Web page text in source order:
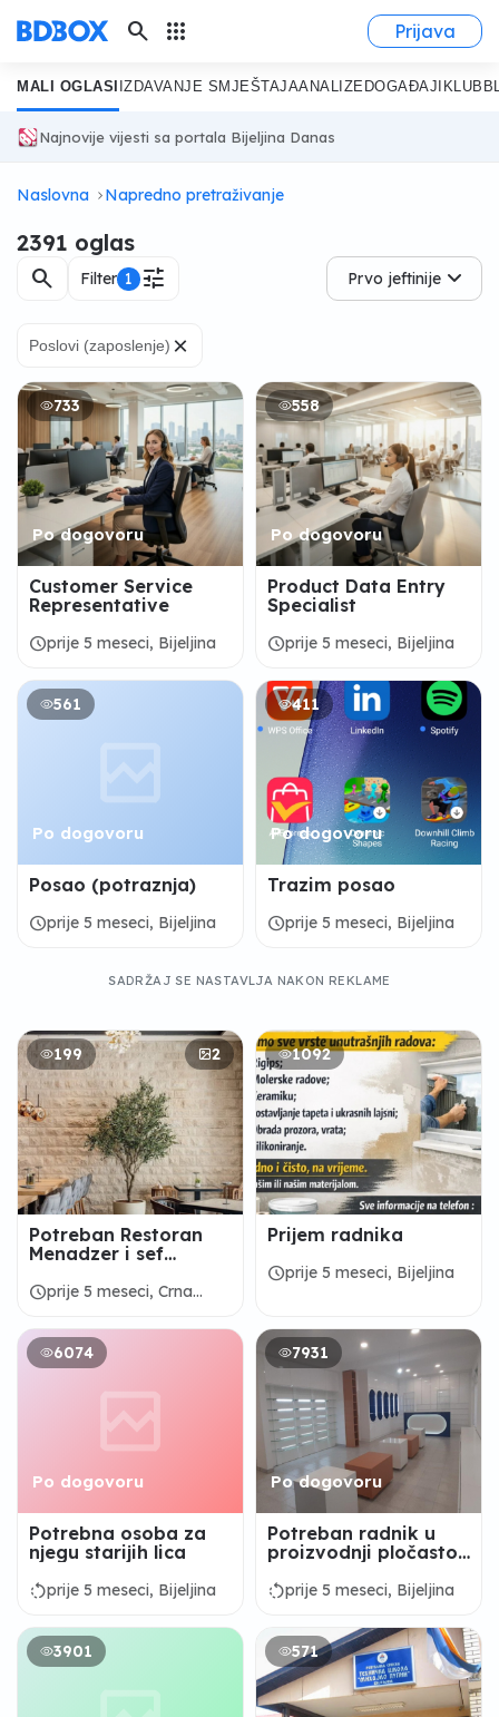
search apps Prijava
MALI OGLASI IZDAVANJE SMJEŠTAJAANALIZE DOGAĐAJI KLUB
Najnovije vijesti sa portala Bijeljina Danas
Naslovna Napredno pretraživanje
2391 oglas
search Filter 1 tune Prvo jeftinije
Poslovi (zaposlenje) ×
733
Po dogovoru
Customer Service
Representative
scheduleprije 5 meseci, Bijeljina
558
Po dogovoru
Product Data Entry
Specialist
scheduleprije 5 meseci, Bijeljina
561
Po dogovoru
Posao (potraznja)
scheduleprije 5 meseci, Bijeljina
411
Po dogovoru
Trazim posao
scheduleprije 5 meseci, Bijeljina
SADRŽAJ SE NASTAVLJA NAKON REKLAME
199 2
Potreban Restoran
Menadzer i sef
marini Crna Gora
scheduleprije 5 meseci, Crna
1092
Prijem radnika
scheduleprije 5 meseci, Bijeljina
6074
Po dogovoru
Potrebna osoba za
njegu starijih lica
rotate_leftprije 5 meseci, Bijeljina
7931
Po dogovoru
Potreban radnik u
proizvodnji pločastog
rotate_leftprije 5 meseci, Bijeljina
3901 571